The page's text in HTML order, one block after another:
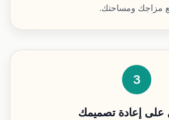
مزاجك ومساحتك.
3
إعادة تصميمك